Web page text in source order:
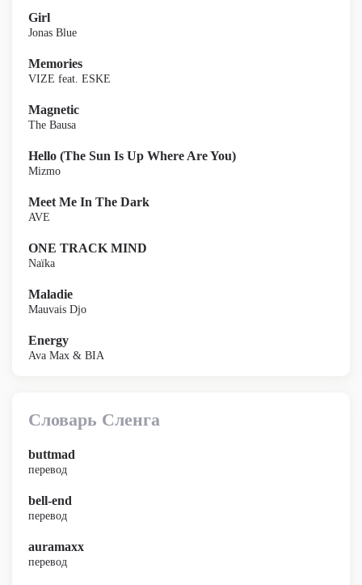
Girl
Jonas Blue
Memories
VIZE feat. ESKE
Magnetic
The Bausa
Hello (The Sun Is Up Where Are You)
Mizmo
Meet Me In The Dark
AVE
ONE TRACK MIND
Naïka
Maladie
Mauvais Djo
Energy
Ava Max & BIA
Словарь Сленга
buttmad
перевод
bell-end
перевод
auramaxx
перевод